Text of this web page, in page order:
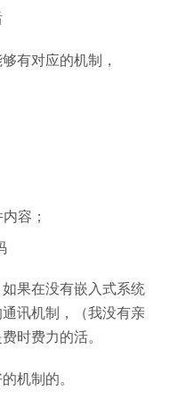
有对应的机制，
容；
果在没有嵌入式系统
讯机制，（我没有亲
时费力的活。
机制的。